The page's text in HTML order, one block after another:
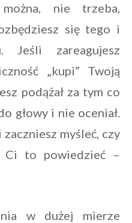
nie trzeba,
się tego i
Jeśli zareagujesz
„kupi” Twoją
podążał za tym co
głowy i nie oceniał.
myśleć, czy
to powiedzieć –
w dużej mierze